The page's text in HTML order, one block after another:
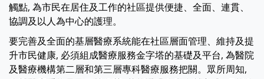
觸點, 為市民在居住及工作的社區提供便捷、全面、連貫、
協調及以人為中心的護理。
要完善及全面的基層醫療系統能在社區層面管理、維持及提
升市民健康, 必須組成醫療服務金字塔的基礎及平台, 為醫院
及醫療機構第二層和第三層專科醫療服務把關。眾所周知,